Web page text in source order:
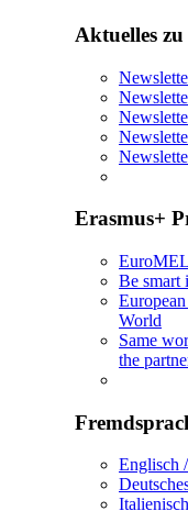
Aktuelles
Erasmus+
Be smart
World
Same
the
Englisch